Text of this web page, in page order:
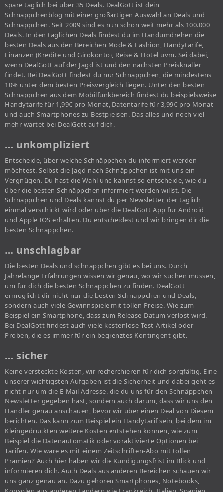
spare täglich bei über 35 Deals. DealGott ist dein
Schnäppchenblog mit einer großartigen Auswahl an Deals und
Schnäppchen. Seit 2009 sind es nun schon weit mehr als 100.000
Deals. In den täglichen Deals findest du im Handumdrehen die
besten Deals aus den Bereichen Mode & Fashion, Handytarife,
Finanzen (Kredite und Girokonto), Reise & Hotel uvm. Sei dabei,
wenn DealGott auf der Jagd ist und den nächsten Preisknaller
findet. Bei DealGott findest du nur Schnäppchen, die mindestens
10% unter dem besten Preisvergleich liegen. Unter den besten
Schnäppchen aus dem Mobilfunkbereich findest du beispielsweise
Handytarife für 1,99€ pro Monat, Datentarife für 3,99€ pro Monat
und auch Smartphones zu Bestpreisen. Das alles und noch viel
mehr wartet bei DealGott auf dich.
… unkompliziert
Entscheide, über welche Schnäppchen du informiert werden
möchtest. Selbst die Jagd nach Schnäppchen ist mit uns ein
Vergnügen. Du hast die Wahl und kannst so entscheide, wie du
über die besten Schnäppchen informiert werden willst. Die
Schnäppchen und Deals kannst du per Newsletter, der täglich
einmal verschickt wird oder über die DealGott App für Android
und Apple IOS erhalten. Du entscheidest und wir bringen dir die
besten Schnäppchen.
… unschlagbar
Die besten Deals und schnäppchen gibt es bei uns. Durch
Jahrelange Erfahrungen wissen wir genau, wo wir suchen müssen,
um für dich die besten Schnäppchen zu finden. DealGott
ermöglicht dir nicht nur die besten Schnäppchen und Deals,
sondern auch viele Gewinnspiele mit tollen Preise. Wie zum
Beispiel ein Smartphone, dass zum Release-Datum verlost wird.
Bei DealGott findest auch viele kostenlose Test-Artikel oder
Proben, die es immer für ein begrenztes Kontingent gibt.
… sicher
Keine versteckte Kosten, wir recherchieren für dich sorgfältig. Eine
unserer wichtigsten Aufgaben ist die Sicherheit und dabei geht es
nicht nur um die E-Mail Adresse, die du uns für den Schnäppchen-
Newsletter gegeben hast, sondern auch darum, dass wir uns den
Händler genau anschauen, bevor wir über einen Deal von Diesem
berichten. Das kann zum Beispiel ein Handytarif sein, bei dem im
Kleingedruckten weitere Kosten entstehen können, wie zum
Beispiel die Datenautomatik oder voraktivierte Optionen bei
Tarifen. Wie wäre es mit einem Zeitschriften-Abo mit tollen
Prämien? Auch hier haben wir die Kündigungsfrist im Blick und
informieren dich. Auch Deals aus anderen Bereichen schauen wir
uns ganz genau an. Dazu gehören Smartphones, Notebooks,